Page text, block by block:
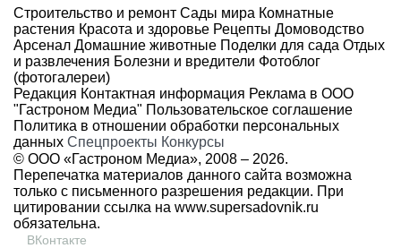
Строительство и ремонт Сады мира Комнатные
растения Красота и здоровье Рецепты Домоводство
Арсенал Домашние животные Поделки для сада Отдых
и развлечения Болезни и вредители Фотоблог
(фотогалереи)
Редакция Контактная информация Реклама в ООО
"Гастроном Медиа" Пользовательское соглашение
Политика в отношении обработки персональных
данных Спецпроекты Конкурсы
© ООО «Гастроном Медиа», 2008 – 2026.
Перепечатка материалов данного сайта возможна
только с письменного разрешения редакции. При
цитировании ссылка на www.supersadovnik.ru
обязательна.
ВКонтакте